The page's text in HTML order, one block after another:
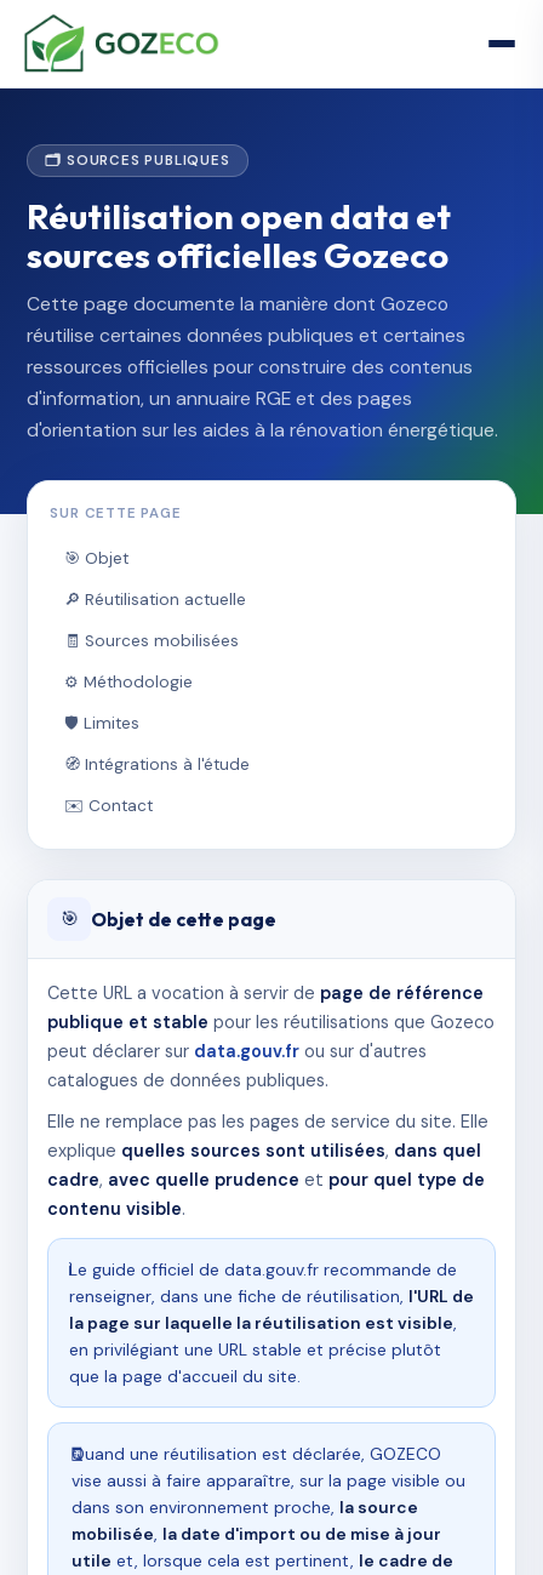
🗂️ SOURCES PUBLIQUES
Réutilisation open data et
sources officielles Gozeco
Cette page documente la manière dont Gozeco
réutilise certaines données publiques et certaines
ressources officielles pour construire des contenus
d'information, un annuaire RGE et des pages
d'orientation sur les aides à la rénovation énergétique.
SUR CETTE PAGE
🎯 Objet
🔎 Réutilisation actuelle
🧾 Sources mobilisées
⚙️ Méthodologie
🛡️ Limites
🧭 Intégrations à l'étude
✉️ Contact
🎯 Objet de cette page
Cette URL a vocation à servir de page de référence
publique et stable pour les réutilisations que Gozeco
peut déclarer sur data.gouv.fr ou sur d'autres
catalogues de données publiques.
Elle ne remplace pas les pages de service du site. Elle
explique quelles sources sont utilisées, dans quel
cadre, avec quelle prudence et pour quel type de
contenu visible.
ℹ️Le guide officiel de data.gouv.fr recommande de
renseigner, dans une fiche de réutilisation, l'URL de
la page sur laquelle la réutilisation est visible,
en privilégiant une URL stable et précise plutôt
que la page d'accueil du site.
🧾
Quand une réutilisation est déclarée, GOZECO
vise aussi à faire apparaître, sur la page visible ou
dans son environnement proche, la source
mobilisée, la date d'import ou de mise à jour
utile et, lorsque cela est pertinent, le cadre de